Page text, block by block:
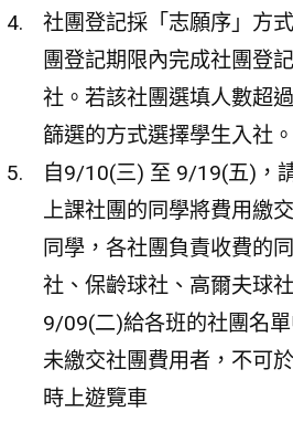
社團登記採「志願序」方
團登記期限內完成社團登
社。若該社團選填人數超
篩選的方式選擇學生入社。
自9/10(三) 至 9/19(五)，
上課社團的同學將費用繳
同學，各社團負責收費的
社、保齡球社、高爾夫球
9/09(二)給各班的社團名
未繳交社團費用者，不可
時上遊覽車